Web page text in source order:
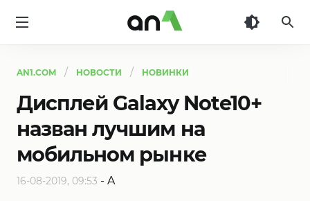
AN1.COM НОВОСТИ НОВИНКИ
Дисплей Galaxy Note10+
назван лучшим на
мобильном рынке
16-08-2019, 09:53 - A